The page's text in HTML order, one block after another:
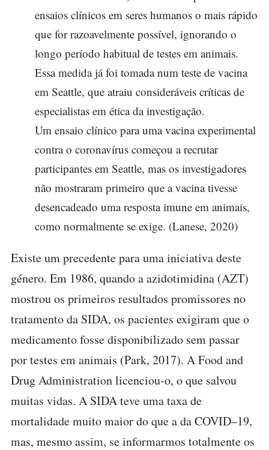
ensaios clínicos em seres humanos o mais rápido
que for razoavelmente possível, ignorando o
longo período habitual de testes em animais.
Essa medida já foi tomada num teste de vacina
em Seattle, que atraiu consideráveis ​​críticas de
especialistas em ética da investigação.
Um ensaio clínico para uma vacina experimental
contra o coronavírus começou a recrutar
participantes em Seattle, mas os investigadores
não mostraram primeiro que a vacina tivesse
desencadeado uma resposta imune em animais,
como normalmente se exige. (Lanese, 2020)
Existe um precedente para uma iniciativa deste
género. Em 1986, quando a azidotimidina (AZT)
mostrou os primeiros resultados promissores no
tratamento da SIDA, os pacientes exigiram que o
medicamento fosse disponibilizado sem passar
por testes em animais (Park, 2017). A Food and
Drug Administration licenciou-o, o que salvou
muitas vidas. A SIDA teve uma taxa de
mortalidade muito maior do que a da COVID–19,
mas, mesmo assim, se informarmos totalmente os